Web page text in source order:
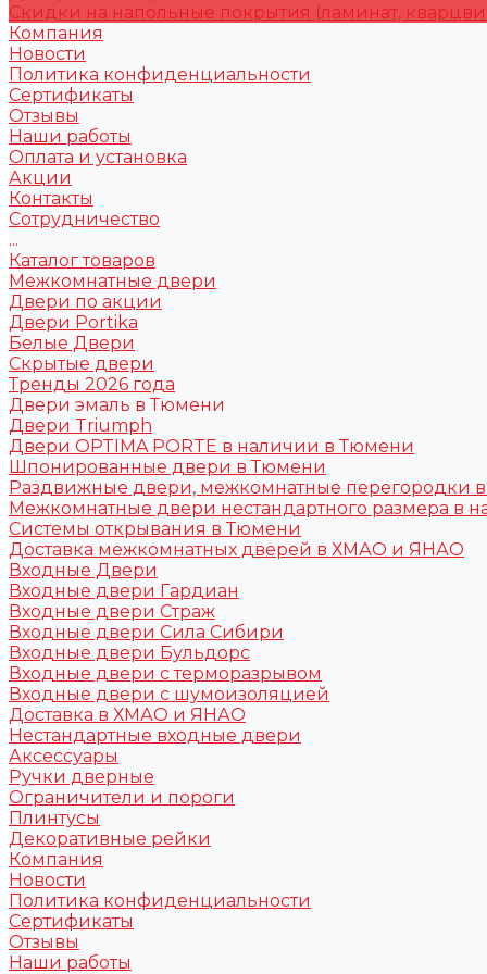
Скидки на напольные покрытия (ламинат,
Компания
Новости
Политика конфиденциальности
Сертификаты
Отзывы
Наши работы
Оплата и установка
Акции
Контакты
Сотрудничество
...
Каталог товаров
Межкомнатные двери
Двери по акции
Двери Portika
Белые Двери
Скрытые двери
Тренды 2026 года
Двери эмаль в Тюмени
Двери Triumph
Двери OPTIMA PORTE в наличии в Тюмени
Шпонированные двери в Тюмени
Раздвижные двери, межкомнатные перегородки
Межкомнатные двери нестандартного размера в
Системы открывания в Тюмени
Доставка межкомнатных дверей в ХМАО и ЯНАО
Входные Двери
Входные двери Гардиан
Входные двери Страж
Входные двери Сила Сибири
Входные двери Бульдорс
Входные двери с терморазрывом
Входные двери с шумоизоляцией
Доставка в ХМАО и ЯНАО
Нестандартные входные двери
Аксессуары
Ручки дверные
Ограничители и пороги
Плинтусы
Декоративные рейки
Компания
Новости
Политика конфиденциальности
Сертификаты
Отзывы
Наши работы